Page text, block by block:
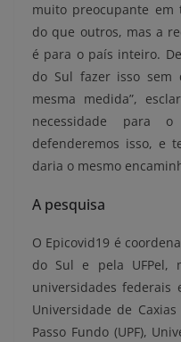
muito preocupante em
do que outros, mas a
é para o país inteiro.
do Sul fazer isso sem
mesma medida”,
necessidade para
defenderemos isso, e
daria o mesmo
A pesquisa
O Epicovid19 é
do Sul e pela UFPel,
universidades federais
Universidade de
Passo Fundo (UPF),